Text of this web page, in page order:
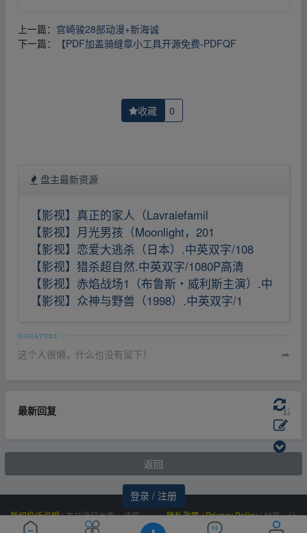
登录 / 注册
上一篇： 宫崎骏28部动漫+新海诚
下一篇：
【PDF加盖骑缝章小工具开源免费-PDFQF
收藏 0
盘主最新资源
【影视】真正的家人（Lavraiefamil
【影视】月光男孩（Moonlight，201
【影视】恋爱大逃杀（日本）.中英双字/108
【影视】猎杀超自然.中英双字/1080P高清
【影视】赤焰战场1（布鲁斯・威利斯主演）.中
【影视】众神与野兽（1998）.中英双字/1
这个人很懒，什么也没有留下！ ➦
最新回复
返回
版权投诉说明|本站源码出售，请带
价邮箱联系，非诚勿扰！
隐私政策 / Privacy Policy|分享，让
资源更有价值！